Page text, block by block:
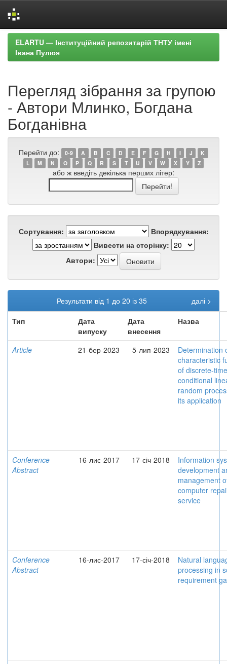
Skip
navigation
ELARTU — Інституційний репозитарій ТНТУ імені
Івана Пулюя
Перегляд зібрання за групою
- Автори Млинко, Богдана
Богданівна
Перейти до: 0-9 A B C D E F G H I J
K
L
M N O P Q R S T U V W X Y Z
або ж введіть декілька перших літер:
Сортування:
Впорядкування:
Вивести на сторінку:
Автори:
Результати від 1 до 20 із 35
далі >
Тип
Дата
випуску
Дата
внесення
Назва
Article 21-бер-2023 5-лип-2023
Determination
characteristic
of discrete-time
conditional
random
its application
Conference
Abstract
16-лис-2017 17-січ-2018
Information
development
management
computer
service
Conference
Abstract
16-лис-2017 17-січ-2018
Natural
processing in
requirement